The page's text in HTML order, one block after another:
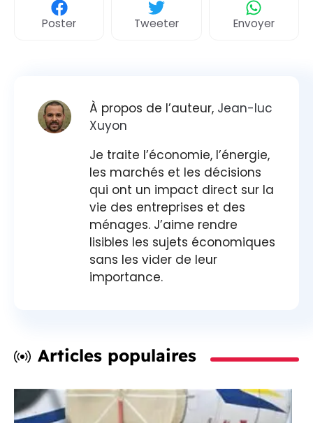
Poster Tweeter Envoyer
À propos de l’auteur, Jean-luc
Xuyon
Je traite l’économie, l’énergie,
les marchés et les décisions
qui ont un impact direct sur la
vie des entreprises et des
ménages. J’aime rendre
lisibles les sujets économiques
sans les vider de leur
importance.
Articles populaires